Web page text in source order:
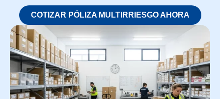
COTIZAR PÓLIZA MULTIRRIESGO AHORA